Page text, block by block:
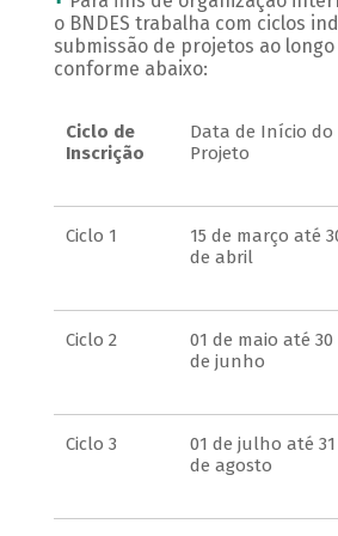
o BNDES trabalha com ciclos
submissão de projetos ao longo
conforme abaixo:
Ciclo de
Inscrição
Data de Início do
Projeto
Ciclo 1
15 de março até
de abril
Ciclo 2
01 de maio até 30
de junho
Ciclo 3
01 de julho até 31
de agosto